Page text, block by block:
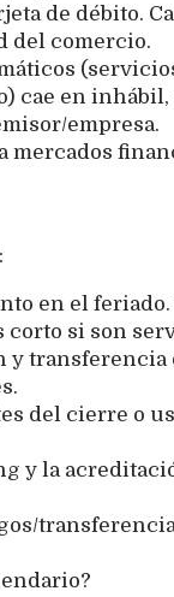
de débito.
del comercio.
cae en
empresa.
mercados
en el
si son
transferencia
del cierre o
y la